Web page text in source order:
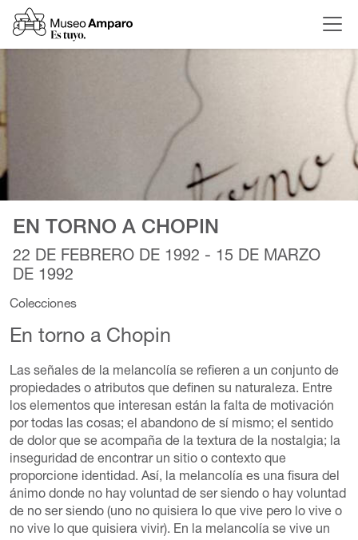
EN TORNO A CHOPIN
22 DE FEBRERO DE 1992 - 15 DE MARZO
DE 1992
Colecciones
En torno a Chopin
Las señales de la melancolía se refieren a un conjunto de
propiedades o atributos que definen su naturaleza. Entre
los elementos que interesan están la falta de motivación
por todas las cosas; el abandono de sí mismo; el sentido
de dolor que se acompaña de la textura de la nostalgia; la
inseguridad de encontrar un sitio o contexto que
proporcione identidad. Así, la melancolía es una fisura del
ánimo donde no hay voluntad de ser siendo o hay voluntad
de no ser siendo (uno no quisiera lo que vive pero lo vive o
no vive lo que quisiera vivir). En la melancolía se vive un